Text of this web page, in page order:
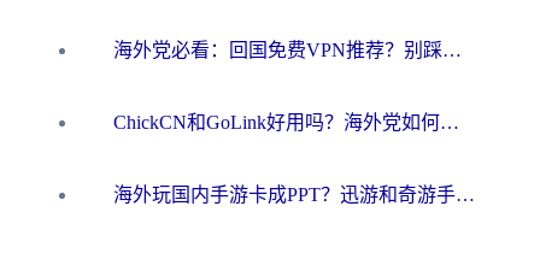
海外党必看：回国免费VPN推荐？别踩坑！教你选对加速器无缝刷国内资源
ChickCN和GoLink好用吗？海外党如何选对回国加速器
海外玩国内手游卡成PPT？迅游和奇游手游哪个好？一篇讲透回国加速器怎么选